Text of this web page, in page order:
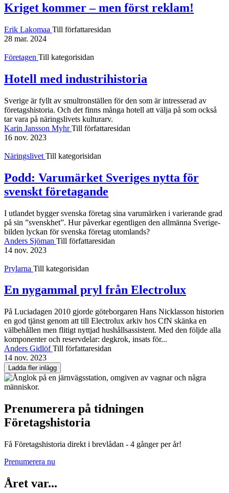
Kriget kommer – men först reklam!
Erik Lakomaa Till författaresidan
28 mar. 2024
Företagen Till kategorisidan
Hotell med industrihistoria
Sverige är fyllt av smultronställen för den som är intresserad av
företags­historia. Och det finns många hotell att välja på som också
tar vara på närings­livets kultur­arv.
Karin Jansson MyhrTill författaresidan
16 nov. 2023
Näringslivet Till kategorisidan
Podd: Varu­märket Sveriges nytta för
svenskt före­tagande
I utlandet bygger svenska företag sina varu­märken i varierande grad
på sin ”svenskhet”. Hur påverkar egentligen den allmänna Sverige­
bilden lyckan för svenska företag utomlands?
Anders Sjöman Till författaresidan
14 nov. 2023
Prylarna Till kategorisidan
En nygammal pryl från Electrolux
På Luciadagen 2010 gjorde göteborgaren Hans Nicklasson historien
en god tjänst genom att till Electrolux arkiv hos CfN skänka en
välbehållen men flitigt nyttjad hushålls­assistent. Med den följde alla
komponenter och reservdelar: degkrok, insats för...
Anders GidlöfTill författaresidan
14 nov. 2023
Ladda fler inlägg
Prenumerera på tidningen
Företagshistoria
Få Företagshistoria direkt i brevlådan - 4 gånger per år!
Prenumerera nu
Året var...